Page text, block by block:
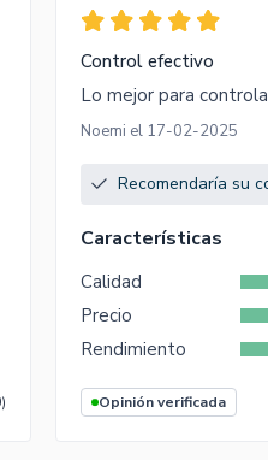
)
Control efectivo
Lo mejor para
Noemi el 17-02-2025
Recomendaría su
Características
Calidad
Precio
Rendimiento
Opinión verificada